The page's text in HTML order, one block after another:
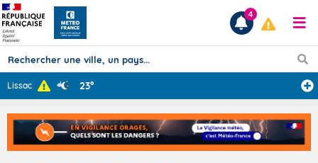
Prévisions
TOUS LES RÉSULTATS
4
Lissac 23°